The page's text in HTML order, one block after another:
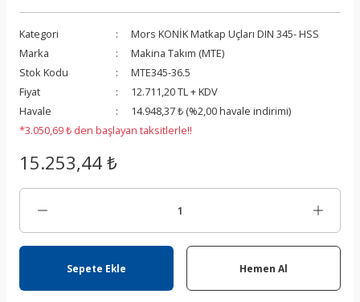
Kategori
Mors KONİK Matkap Uçları DIN 345- HSS
Marka
Makina Takım (MTE)
Stok Kodu
MTE345-36.5
Fiyat
12.711,20 TL + KDV
Havale
14.948,37 ₺ (%2,00 havale indirimi)
*3.050,69 ₺ den başlayan taksitlerle!!
15.253,44 ₺
Sepete Ekle Hemen Al